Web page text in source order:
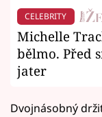
CELEBRITY
Michelle
bělmo. Před
jater
Dvojnásobný